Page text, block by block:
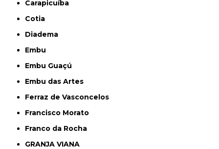
Carapicuíba
Cotia
Diadema
Embu
Embu Guaçú
Embu das Artes
Ferraz de Vasconcelos
Francisco Morato
Franco da Rocha
GRANJA VIANA